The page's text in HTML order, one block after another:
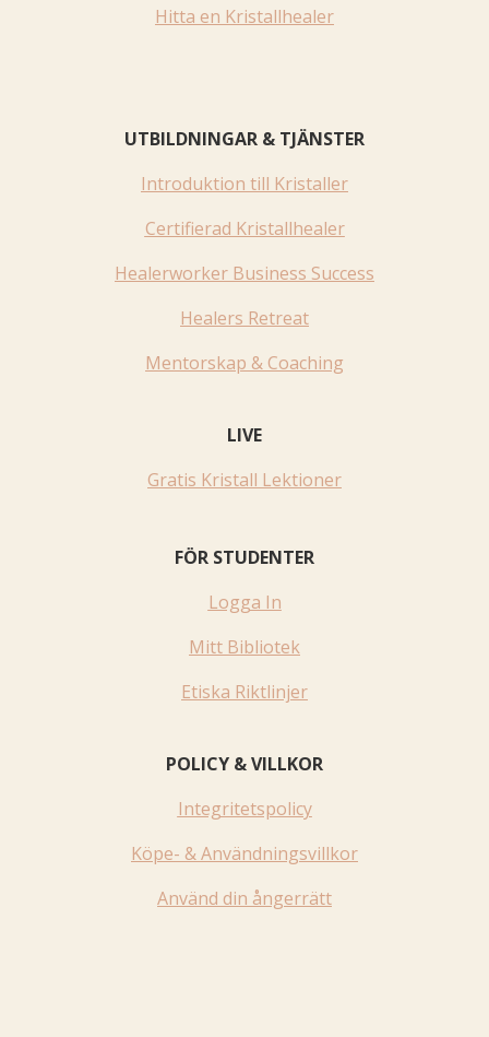
Hitta en Kristallhealer
UTBILDNINGAR & TJÄNSTER
Introduktion till Kristaller
Certifierad Kristallhealer
Healerworker Business Success
Healers Retreat
Mentorskap & Coaching
LIVE
Gratis Kristall Lektioner
FÖR STUDENTER
Logga In
Mitt Bibliotek
Etiska Riktlinjer
POLICY & VILLKOR
Integritetspolicy
Köpe- & Användningsvillkor
Använd din ångerrätt